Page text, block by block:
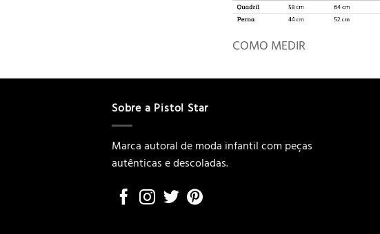
COMO MEDIR
Sobre a Pistol Star
Marca autoral de moda infantil com peças
autênticas e descoladas.